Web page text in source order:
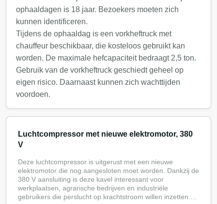
ophaaldagen is 18 jaar. Bezoekers moeten zich
kunnen identificeren.
Tijdens de ophaaldag is een vorkheftruck met
chauffeur beschikbaar, die kosteloos gebruikt kan
worden. De maximale hefcapaciteit bedraagt 2,5 ton.
Gebruik van de vorkheftruck geschiedt geheel op
eigen risico. Daarnaast kunnen zich wachttijden
voordoen.
Luchtcompressor met nieuwe elektromotor, 380
V
Deze luchtcompressor is uitgerust met een nieuwe
elektromotor die nog aangesloten moet worden. Dankzij de
380 V aansluiting is deze kavel interessant voor
werkplaatsen, agrarische bedrijven en industriële
gebruikers die perslucht op krachtstroom willen inzetten.